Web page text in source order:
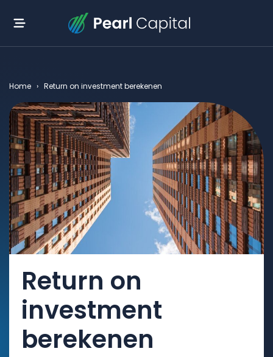
Home › Return on investment berekenen
Return on
investment
berekenen